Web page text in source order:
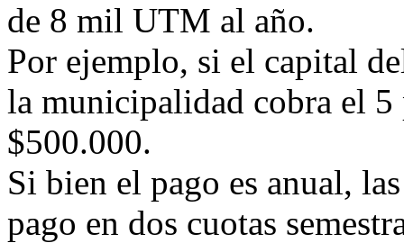
de 8 mil UTM al año.
Por ejemplo, si el capital
la municipalidad cobra el 5
$500.000.
Si bien el pago es anual,
pago en dos cuotas